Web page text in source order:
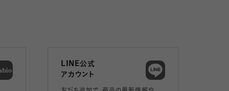
LINE公式
アカウント